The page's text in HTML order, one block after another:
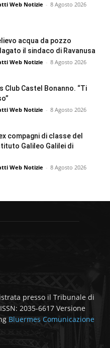
Web Notizie - 8 Agosto 2026
acqua da pozzo
il sindaco di Ravanusa
Web Notizie - 8 Agosto 2026
Club Castel Bonanno. “Ti
Web Notizie - 8 Agosto 2026
compagni di classe del
Galileo Galilei di
Web Notizie - 8 Agosto 2026
presso il Tribunale di
2035-6617 Versione
Bluermes Comunicazione